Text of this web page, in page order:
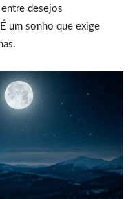
desejos
um sonho que exige